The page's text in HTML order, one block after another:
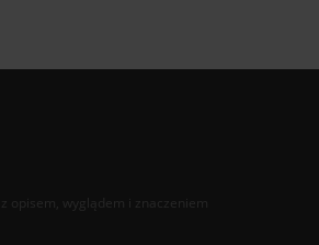
opisem, wyglądem i znaczeniem